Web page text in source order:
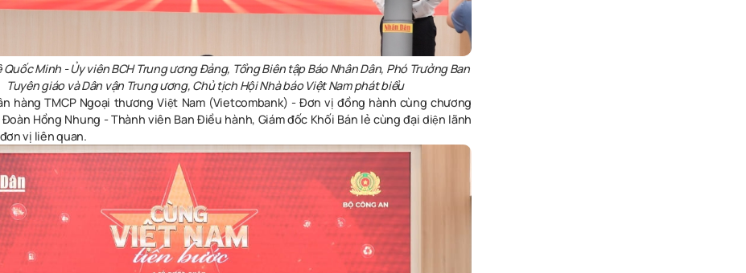
Minh - Ủy viên BCH Trung ương Đảng, Tổng Biên tập Báo Nhân Dân, Phó Trưởng Ban
Tuyên giáo và Dân vận Trung ương, Chủ tịch Hội Nhà báo Việt Nam phát biểu
hàng TMCP Ngoại thương Việt Nam (Vietcombank) - Đơn vị đồng hành cùng chương
Hồng Nhung - Thành viên Ban Điều hành, Giám đốc Khối Bán lẻ cùng đại diện lãnh
vị liên quan.